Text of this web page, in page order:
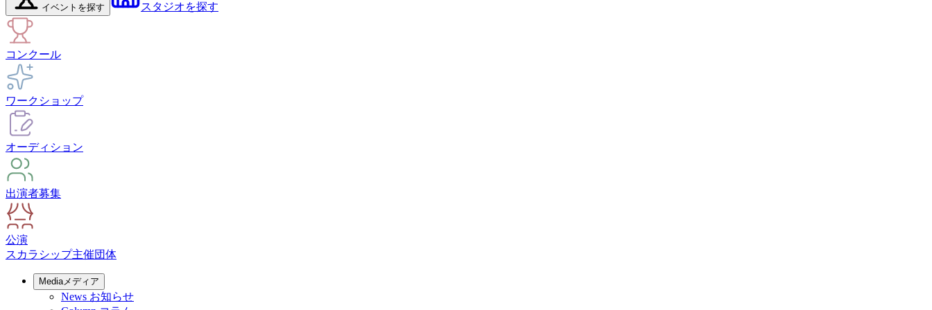
イベント を探す スタジオを探す
コンクール
ワークショップ
オーディション
出演者募集
公演
スカラシップ主催団体
Mediaメディア
News お知らせ